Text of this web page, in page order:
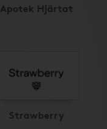
Apotek Hjärtat
Strawberry